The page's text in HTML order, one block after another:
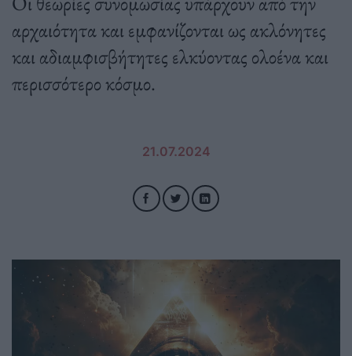
αρχαιότητα και εμφανίζονται ως ακλόνητες
και αδιαμφισβήτητες ελκύοντας ολοένα και
περισσότερο κόσμο.
21.07.2024